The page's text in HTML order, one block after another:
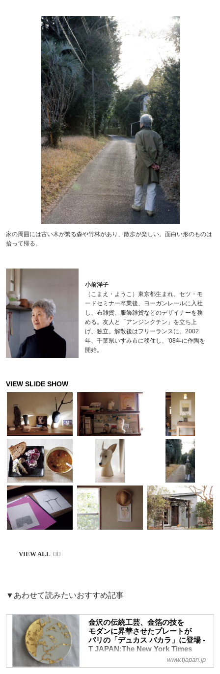
家の周囲には古い木が繁る森や竹林があり、散歩が楽しい。面白い形のものは
拾って帰る。
小前洋子
（こまえ・ようこ）東京都生まれ。セツ・モ
ードセミナー卒業後、ヨーガンレールに入社
し、布雑貨、服飾雑貨などのデザイナーを務
める。友人と「アンジンクチン」を立ち上
げ、独立。解散後はフリーランスに。2002
年、千葉県いすみ市に移住し、’08年に作陶を
開始。
▼あわせて読みたいおすすめ記事
金沢の伝統工芸、金箔の技を
モダンに昇華させたプレートが
パリの「デュカス バカラ」に登場 -
T JAPAN:The New York Times
Style Magazine 公式サイトwww.tjapan.jp